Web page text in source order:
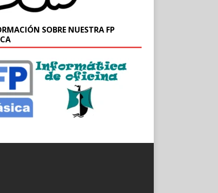
SOBRE NUESTRA FP